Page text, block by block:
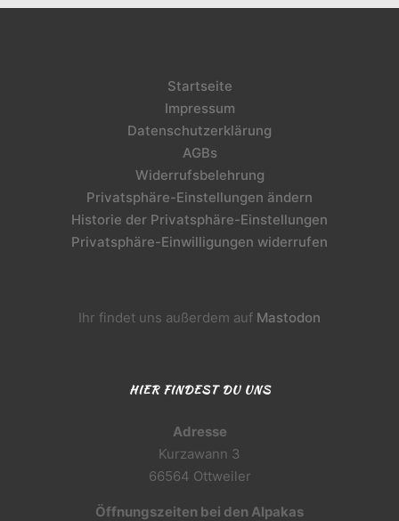
Startseite
Impressum
Datenschutzerklärung
AGBs
Widerrufsbelehrung
Privatsphäre-Einstellungen ändern
Historie der Privatsphäre-Einstellungen
Privatsphäre-Einwilligungen widerrufen
Ihr findet uns außerdem auf Mastodon
HIER FINDEST DU UNS
Adresse
Kurzawann 3
66564 Ottweiler
Öffnungszeiten bei den Alpakas